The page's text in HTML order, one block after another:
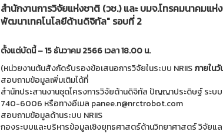
สำนักงานการวิจัยแห่งชาติ (วช.) และ บมจ.โทรคมนาคมแ
พัฒนาเทคโนโลยีด้านดิจิทัล" รอบที่ 2
ตั้งแต่บัดนี้ – 15 ธันวาคม 2566 เวลา 18.00 น.
(หน่วยงานต้นสังกัดรับรองข้อเสนอการวิจัยในระบบ NRIISภายใน
สอบถามข้อมูลเพิ่มเติมได้ที่
สำนักประสานงานชุดโครงการวิจัยด้านดิจิทัล ปัญญาประดิษฐ์ ระ
740-6006 หรือทางอีเมล panee.n@nrctrobot.com
สอบถามข้อมูลด้านระบบ NRIIS
กองระบบและบริหารข้อมูลเชิงยุทธศาสตร์ด้านวิทยาศาสตร์ วิจัยแ